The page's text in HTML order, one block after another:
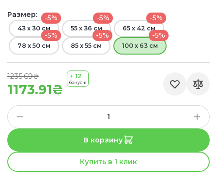
1173.91₴
1235.69₴ + 12
бонусів
Размер: -5%
43 x 30 см
-5%
55 x 36 см
-5%
65 x 42 см
-5%
78 x 50 см
-5%
85 x 55 см
-5%
100 x 63 см
В корзину
Купить в 1 клик